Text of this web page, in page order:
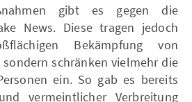
gibt es gegen die
News. Diese tragen jedoch
Bekämpfung von
schränken vielmehr die
ein. So gab es bereits
vermeintlicher Verbreitung